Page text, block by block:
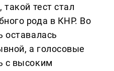
тест стал
рода в КНР. Во
оставалась
а голосовые
с высоким